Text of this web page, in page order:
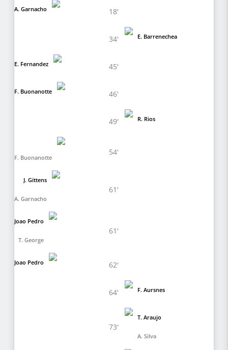
A. Garnacho 18'
34' E. Barrenechea
E. Fernandez 45'
F. Buonanotte 46'
49' R. Rios
F. Buonanotte
54'
A. Garnacho
J. Gittens
61'
T. George
Joao Pedro
61'
Joao Pedro 62'
64' F. Aursnes
73'
T. Araujo
A. Silva